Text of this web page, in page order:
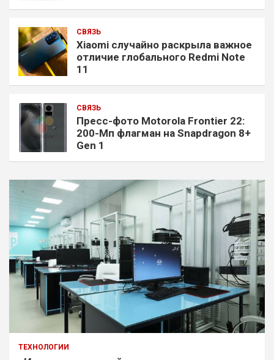
СВЯЗЬ
Xiaomi случайно раскрыла важное
отличие глобального Redmi Note
11
СВЯЗЬ
Пресс-фото Motorola Frontier 22:
200-Мп флагман на Snapdragon 8+
Gen 1
ТЕХНОЛОГИИ